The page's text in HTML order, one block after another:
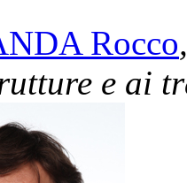
Rocco
e ai